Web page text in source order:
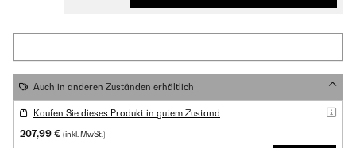
Auch in anderen Zuständen erhältlich
Kaufen Sie dieses Produkt in gutem Zustand
207,99 € (inkl. MwSt.)